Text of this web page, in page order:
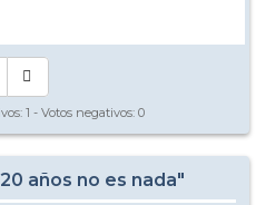
1 - Votos negativos: 0
años no es nada"